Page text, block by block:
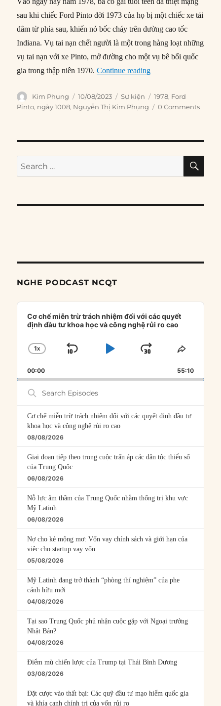
sau khi chiếc Ford Pinto đời 1973 của họ bị một chiếc xe tải
đâm từ phía sau, khiến nó bốc cháy trên đường cao tốc
Indiana. Vụ tai nạn chết người là một trong hàng loạt những
vụ tai nạn với xe Pinto, mở đường cho một vụ bê bối quốc
gia trong thập niên 1970.Continue reading“10/08/1978: Xe
Author
Kim Phụng
Posted
on
10/08/2023 Categories
Sự kiện Tags
1978, Ford
Pinto, ngày 1008, Nguyễn Thị Kim Phụng 0 Comments
Search
for:
NGHE PODCAST NCQT
Audio
Player
Cơ chế miễn trừ trách nhiệm đối với các quyết
định đầu tư khoa học và công nghệ rủi ro cao
CHANGE
RATE
1X
SKIP
PLAYJUMP
FORWARD
SHARE
00:00 55:10
Search
Episodes
Cơ chế miễn trừ trách nhiệm đối với các quyết định đầu tư
khoa học và công nghệ rủi ro cao
08/08/2026
Giai đoạn tiếp theo trong cuộc trấn áp các dân tộc thiểu số
của Trung Quốc
06/08/2026
Nỗ lực âm thầm của Trung Quốc nhằm thống trị khu vực
Mỹ Latinh
06/08/2026
Nợ cho kẻ mộng mơ: Vốn vay chính sách và giới hạn của
việc cho startup vay vốn
05/08/2026
Mỹ Latinh đang trở thành “phòng thí nghiệm” của phe
cánh hữu mới
04/08/2026
Tại sao Trung Quốc phủ nhận cuộc gặp với Ngoại trưởng
Nhật Bản?
04/08/2026
Điểm mù chiến lược của Trump tại Thái Bình Dương
03/08/2026
Đặt cược vào thất bại: Các quỹ đầu tư mạo hiểm quốc gia
và khía cạnh chính trị của vốn rủi ro